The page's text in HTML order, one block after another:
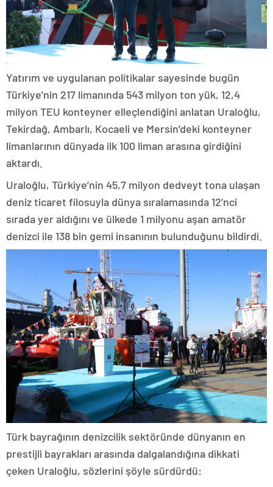
Yatırım ve uygulanan politikalar sayesinde bugün
Türkiye’nin 217 limanında 543 milyon ton yük, 12,4
milyon TEU konteyner elleçlendiğini anlatan Uraloğlu,
Tekirdağ, Ambarlı, Kocaeli ve Mersin’deki konteyner
limanlarının dünyada ilk 100 liman arasına girdiğini
aktardı.
Uraloğlu, Türkiye’nin 45,7 milyon dedveyt tona ulaşan
deniz ticaret filosuyla dünya sıralamasında 12’nci
sırada yer aldığını ve ülkede 1 milyonu aşan amatör
denizci ile 138 bin gemi insanının bulunduğunu bildirdi.
Türk bayrağının denizcilik sektöründe dünyanın en
prestijli bayrakları arasında dalgalandığına dikkati
çeken Uraloğlu, sözlerini şöyle sürdürdü: